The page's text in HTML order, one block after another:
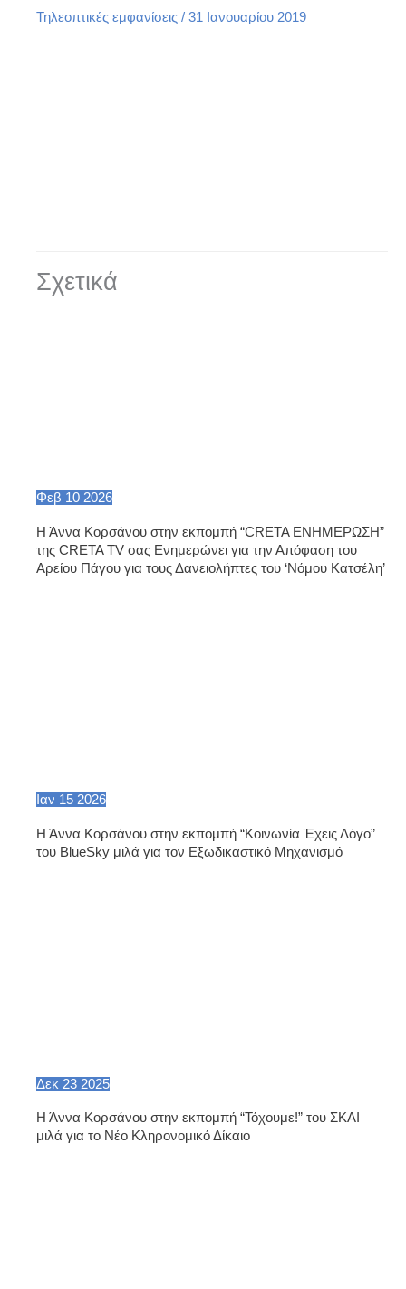
Τηλεοπτικές εμφανίσεις / 31 Ιανουαρίου 2019
Σχετικά
Φεβ 10 2026
Η Άννα Κορσάνου στην εκπομπή “CRETA ΕΝΗΜΕΡΩΣΗ”
της CRETA TV σας Ενημερώνει για την Απόφαση του
Αρείου Πάγου για τους Δανειολήπτες του ‘Νόμου Κατσέλη’
Ιαν 15 2026
Η Άννα Κορσάνου στην εκπομπή “Κοινωνία Έχεις Λόγο”
του BlueSky μιλά για τον Εξωδικαστικό Μηχανισμό
Δεκ 23 2025
Η Άννα Κορσάνου στην εκπομπή “Τόχουμε!” του ΣΚΑΙ
μιλά για το Νέο Κληρονομικό Δίκαιο